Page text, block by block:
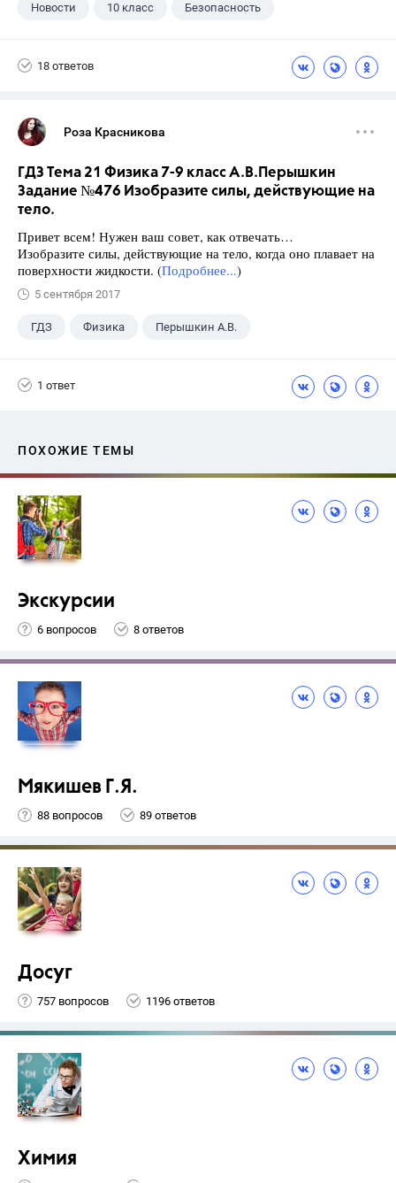
Новости 10 класс Безопасность
18 ответов
Роза Красникова
ГДЗ Тема 21 Физика 7-9 класс А.В.Перышкин
Задание №476 Изобразите силы, действующие на
тело.
Привет всем! Нужен ваш совет, как отвечать…
Изобразите силы, действующие на тело, когда оно плавает на
поверхности жидкости. (Подробнее...)
5 сентября 2017
ГДЗ Физика Перышкин А.В.
1 ответ
ПОХОЖИЕ ТЕМЫ
Экскурсии
6 вопросов 8 ответов
Мякишев Г.Я.
88 вопросов 89 ответов
Досуг
757 вопросов 1196 ответов
Химия